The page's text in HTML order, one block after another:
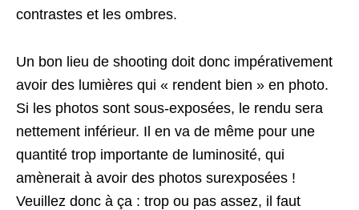
contrastes et les ombres.
Un bon lieu de shooting doit donc impérativement
avoir des lumières qui « rendent bien » en photo.
Si les photos sont sous-exposées, le rendu sera
nettement inférieur. Il en va de même pour une
quantité trop importante de luminosité, qui
amènerait à avoir des photos surexposées !
Veuillez donc à ça : trop ou pas assez, il faut